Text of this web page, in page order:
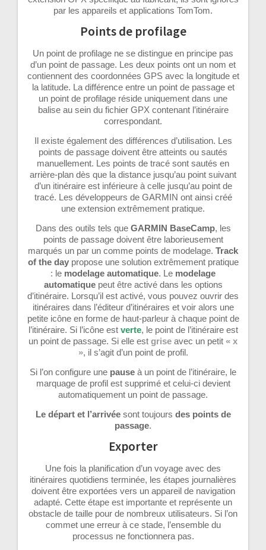
par les appareils et applications TomTom.
Points de profilage
Un point de profilage ne se distingue en principe pas
d’un point de passage. Les deux points ont un nom et
contiennent des coordonnées GPS avec la longitude et
la latitude. La différence entre un point de passage et
un point de profilage réside uniquement dans une
balise au sein du fichier GPX contenant l’itinéraire
correspondant.
Il existe également des différences d’utilisation. Les
points de passage doivent être atteints ou sautés
manuellement. Les points de tracé sont sautés en
arrière-plan dès que la distance jusqu’au point suivant
d’un itinéraire est inférieure à celle jusqu’au point de
tracé. Les développeurs de GARMIN ont ainsi créé
une extension extrêmement pratique.
Dans des outils tels que GARMIN BaseCamp, les
points de passage doivent être laborieusement
marqués un par un comme points de modelage. Track
of the daypropose une solution extrêmement pratique
: le modelage automatique. Le modelage
automatiquepeut être activé dans les options
d’itinéraire. Lorsqu’il est activé, vous pouvez ouvrir des
itinéraires dans l’éditeur d’itinéraires et voir alors une
petite icône en forme de haut-parleur à chaque point de
l’itinéraire. Si l’icône est verte, le point de l’itinéraire est
un point de passage. Si elle est grise avec un petit « x
», il s’agit d’un point de profil.
Si l’on configure une pause à un point de l’itinéraire, le
marquage de profil est supprimé et celui-ci devient
automatiquement un point de passage.
Le départ et l’arrivéesont toujours des points de
passage.
Exporter
Une fois la planification d’un voyage avec des
itinéraires quotidiens terminée, les étapes journalières
doivent être exportées vers un appareil de navigation
adapté. Cette étape est importante et représente un
obstacle de taille pour de nombreux utilisateurs. Si l’on
commet une erreur à ce stade, l’ensemble du
processus ne fonctionnera pas.